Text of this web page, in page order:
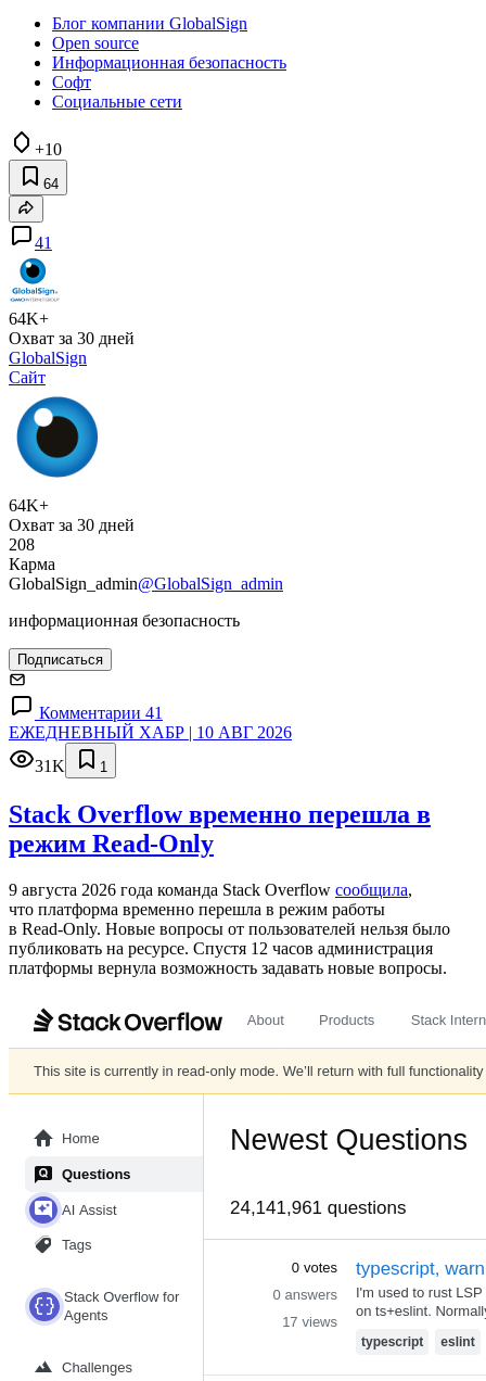
Блог компании GlobalSign
Open source
Информационная безопасность
Софт
Социальные сети
+10
64
41
64K+
Охват за 30 дней
GlobalSign
Сайт
64K+
Охват за 30 дней
208
Карма
GlobalSign_admin@GlobalSign_admin
информационная безопасность
Подписаться
Комментарии 41
ЕЖЕДНЕВНЫЙ ХАБР | 10 АВГ 2026
31K
1
Stack Overflow временно перешла в
режим Read-Only
9 августа 2026 года команда Stack Overflow сообщила,
что платформа временно перешла в режим работы
в Read‑Only. Новые вопросы от пользователей нельзя было
публиковать на ресурсе. Спустя 12 часов администрация
платформы вернула возможность задавать новые вопросы.